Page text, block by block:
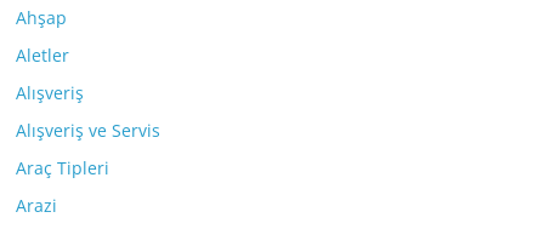
Ahşap
Aletler
Alışveriş
Alışveriş ve Servis
Araç Tipleri
Arazi